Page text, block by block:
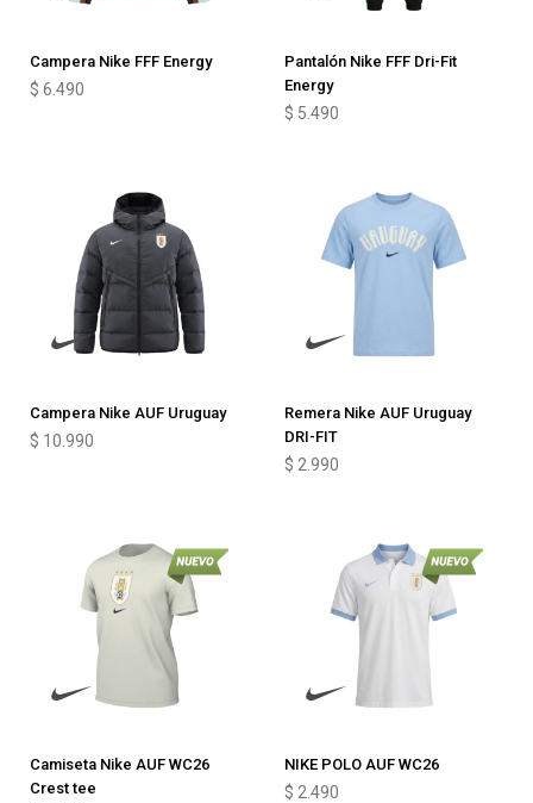
Campera Nike FFF Energy
$ 6.490
Pantalón Nike FFF Dri-Fit
Energy
$ 5.490
Campera Nike AUF Uruguay
$ 10.990
Remera Nike AUF Uruguay
DRI-FIT
$ 2.990
Camiseta Nike AUF WC26
Crest tee
NIKE POLO AUF WC26
$ 2.490